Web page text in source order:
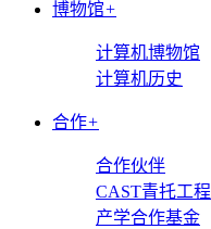
博物馆+
计算机博物馆
计算机历史
合作+
合作伙伴
CAST青托工程
产学合作基金